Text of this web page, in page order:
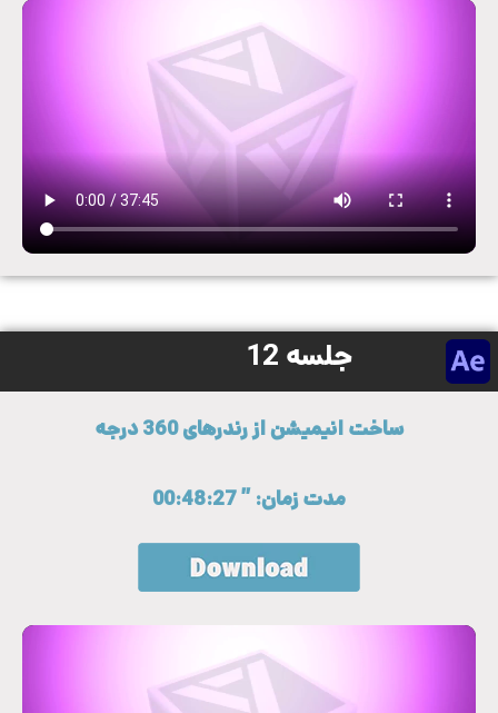
جلسه 12
ساخت انیمیشن از رندرهای 360 درجه
مدت زمان: ” 00:48:27